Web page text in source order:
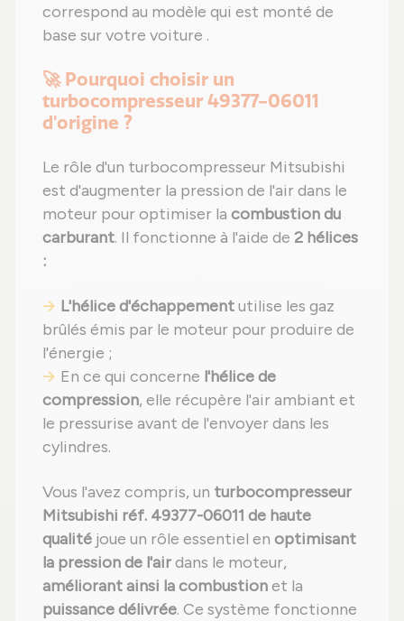
correspond au modèle qui est monté de
base sur votre voiture .
🚀 Pourquoi choisir un
turbocompresseur 49377-06011
d'origine ?
Le rôle d'un turbocompresseur Mitsubishi
est d'augmenter la pression de l'air dans le
moteur pour optimiser la combustion du
carburant. Il fonctionne à l'aide de 2 hélices
:
L'hélice d'échappementutilise les gaz
brûlés émis par le moteur pour produire de
l'énergie ;
En ce qui concerne l'hélice de
compression, elle récupère l'air ambiant et
le pressurise avant de l'envoyer dans les
cylindres.
Vous l'avez compris, un turbocompresseur
Mitsubishi réf. 49377-06011 de haute
qualité joue un rôle essentiel en optimisant
la pression de l'airdans le moteur,
améliorant ainsi la combustionet la
puissance délivrée. Ce système fonctionne